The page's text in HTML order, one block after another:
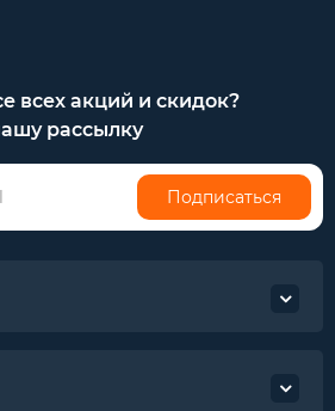
всех акций и скидок?
рассылку
Подписаться